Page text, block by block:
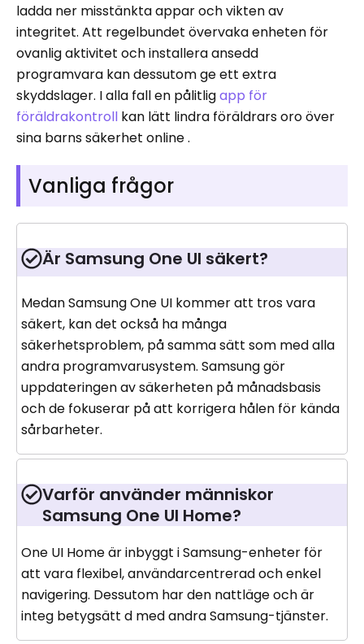
ladda ner misstänkta appar och vikten av
integritet. Att regelbundet övervaka enheten för
ovanlig aktivitet och installera ansedd
programvara kan dessutom ge ett extra
skyddslager. I alla fall en pålitligapp för
föräldrakontroll kan lätt lindra föräldrars oro över
sina barns säkerhet online .
Vanliga frågor
Är Samsung One UI säkert?
Medan Samsung One UI kommer att tros vara
säkert, kan det också ha många
säkerhetsproblem, på samma sätt som med alla
andra programvarusystem. Samsung gör
uppdateringen av säkerheten på månadsbasis
och de fokuserar på att korrigera hålen för kända
sårbarheter.
Varför använder människor
Samsung One UI Home?
One UI Home är inbyggt i Samsung-enheter för
att vara flexibel, användarcentrerad och enkel
navigering. Dessutom har den nattläge och är
integ betygsätt d med andra Samsung-tjänster.